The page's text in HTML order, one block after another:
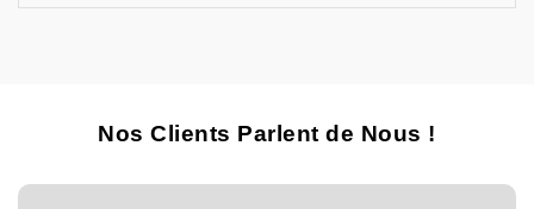
Nos Clients Parlent de Nous !